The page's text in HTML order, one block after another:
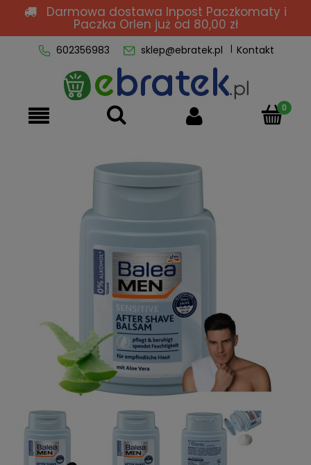
Darmowa dostawa Inpost Paczkomaty i
Paczka Orlen już od 80,00 zł
602356983 sklep@ebratek.pl Kontakt